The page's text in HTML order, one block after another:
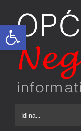
Open toolbar
content
Idi na...